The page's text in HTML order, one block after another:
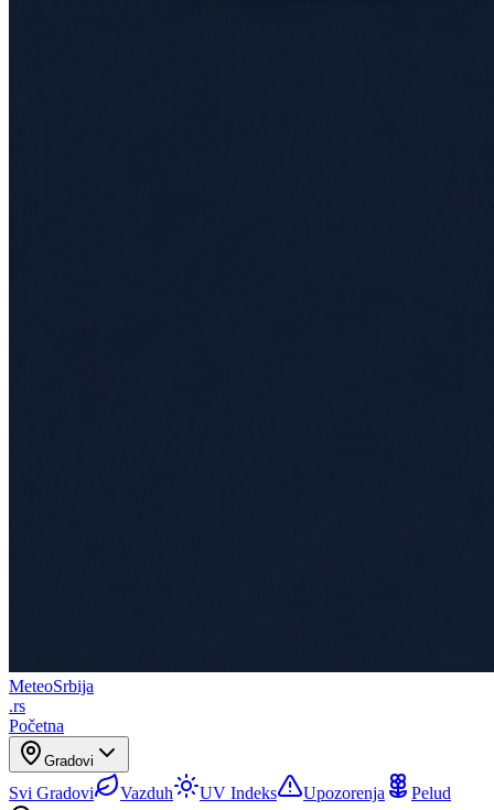
MeteoSrbija
.rs
Početna
Gradovi
Svi Gradovi Vazduh UV Indeks Upozorenja Pelud